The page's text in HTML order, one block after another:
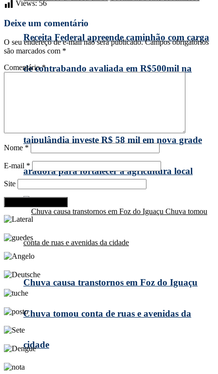
Receita Federal apreende caminhão com carga
de contrabando avaliada em R$500mil na
taipulândia investe R$ 58 mil em nova grade
aradora para fortalecer a agricultura local
Chuva causa transtornos em Foz do Iguaçu
Chuva tomou conta de ruas e avenidas da
cidade
Views: 56
Deixe um comentário
O seu endereço de e-mail não será publicado. Campos obrigatórios
são marcados com *
Comentário*
Nome *
E-mail *
Site